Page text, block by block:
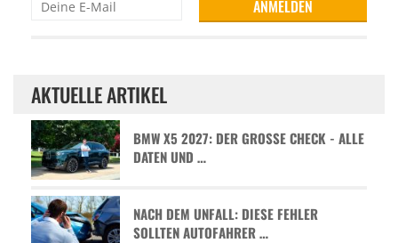
AKTUELLE ARTIKEL
BMW X5 2027: DER GROSSE CHECK - ALLE D
ATEN UND …
NACH DEM UNFALL: DIESE FEHLER
SOLLTEN AUTOFAHRER …